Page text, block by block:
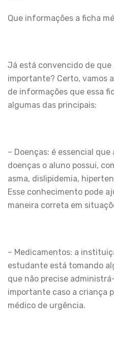
Que informações a ficha
Já está convencido de que
importante? Certo, vamos
de informações que essa
algumas das principais:
– Doenças: é essencial
doenças o aluno possui,
asma, dislipidemia,
Esse conhecimento pode
maneira correta em
– Medicamentos: a
estudante está tomando
que não precise
importante caso a criança
médico de urgência.